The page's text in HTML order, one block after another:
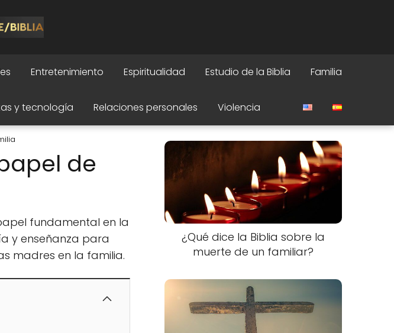
Entretenimiento Espiritualidad Estudio de la Biblia Familia
y tecnología Relaciones personales Violencia
de
fundamental en la
y enseñanza para
madres en la familia.
¿Qué dice la Biblia sobre la
muerte de un familiar?